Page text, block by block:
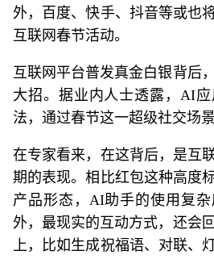
外，百度、快手、抖音等或也
互联网春节活动。
互联网平台普发真金白银背后
大招。据业内人士透露，AI
法，通过春节这一超级社交场
在专家看来，在这背后，是互
期的表现。相比红包这种高度
产品形态，AI助手的使用复
外，最现实的互动方式，还会
上，比如生成祝福语、对联、